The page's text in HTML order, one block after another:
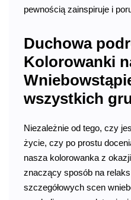
pewnością zainspiruje i
Duchowa
Kolorowanki
wszystkich
Niezależnie od tego, czy
życie, czy po prostu
nasza kolorowanka z
znaczący sposób na
szczegółowych scen